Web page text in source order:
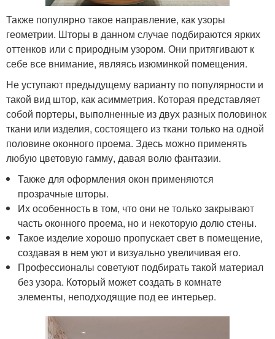
Также популярно такое направление, как узоры
геометрии. Шторы в данном случае подбираются ярких
оттенков или с природным узором. Они притягивают к
себе все внимание, являясь изюминкой помещения.
Не уступают предыдущему варианту по популярности и
такой вид штор, как асимметрия. Которая представляет
собой портеры, выполненные из двух разных половинок
ткани или изделия, состоящего из ткани только на одной
половине оконного проема. Здесь можно применять
любую цветовую гамму, давая волю фантазии.
Также для оформления окон применяются
прозрачные шторы.
Их особенность в том, что они не только закрывают
часть оконного проема, но и некоторую долю стены.
Такое изделие хорошо пропускает свет в помещение,
создавая в нем уют и визуально увеличивая его.
Профессионалы советуют подбирать такой материал
без узора. Который может создать в комнате
элементы, неподходящие под ее интерьер.